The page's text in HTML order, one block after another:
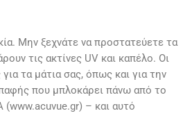
Μην ξεχνάτε να προστατεύετε τα
τις ακτίνες UV και καπέλο. Οι
τα μάτια σας, όπως και για την
που μπλοκάρει πάνω από το
(www.acuvue.gr) – και αυτό